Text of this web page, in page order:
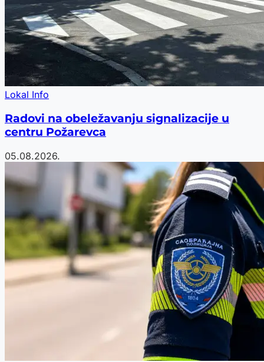
Lokal Info
Radovi na obeležavanju signalizacije u
centru Požarevca
05.08.2026.